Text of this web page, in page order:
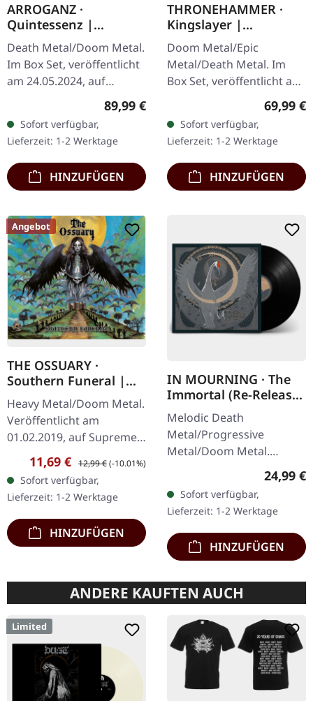
ARROGANZ ·
Quintessenz |
WOODEN BOX SET
Death Metal/Doom Metal.
Im Box Set, veröffentlicht
am 24.05.2024, auf
Supreme Chaos Records.
handgearbeitete Holzbox
mit graviertem…
Regulärer Preis:
89,99 €
Sofort verfügbar,
Lieferzeit: 1-2 Werktage
HINZUFÜGEN
THRONEHAMMER ·
Kingslayer |
EXCLUSIVE BOX SET
Doom Metal/Epic
Metal/Death Metal. Im
Box Set, veröffentlicht am
24.11.2023, auf Supreme
Chaos Records. Schwere
Holzbox mit speziellem
Schwarz in…
69,99 €
Sofort verfügbar,
Lieferzeit: 1-2 Werktage
HINZUFÜGEN
Angebot
THE OSSUARY ·
Southern Funeral |
DIGIPAK CD
Heavy Metal/Doom Metal.
Veröffentlicht am
01.02.2019, auf Supreme
Chaos Records.
Erstauflage als CD im
DigiPak mit 12-seitigem
Booklet. Geht es dir…
Verkaufspreis:
11,69 € Regulärer Preis:
12,99 €(-10.01%)
Sofort verfügbar,
Lieferzeit: 1-2 Werktage
HINZUFÜGEN
IN MOURNING · The
Immortal (Re-Release)
| BLACK LP
Melodic Death
Metal/Progressive
Metal/Doom Metal.
27.03.2026, auf Supreme
Chaos Records.
Schwarzes Vinyl mit
Insert. Zweite Auflage…
24,99 €
Sofort verfügbar,
Lieferzeit: 1-2 Werktage
HINZUFÜGEN
ANDERE KAUFTEN AUCH
Limited